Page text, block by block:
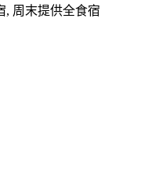
, 周末提供全食宿